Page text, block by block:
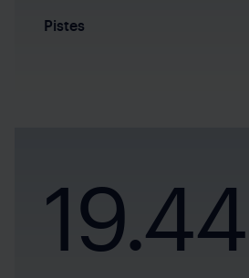
Pistes